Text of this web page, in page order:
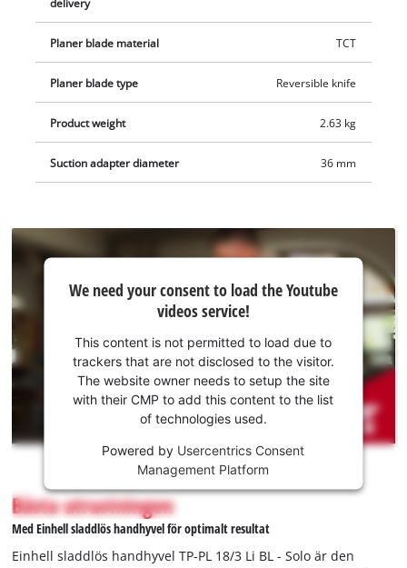
delivery
Planer blade material TCT
Planer blade type Reversible knife
Product weight 2.63 kg
Suction adapter diameter 36 mm
need
your
consent
to load
This
is
not
permitted
to
We need your consent to load the Youtube
videos service!
This content is not permitted to load due to
trackers that are not disclosed to the visitor.
The website owner needs to setup the site
with their CMP to add this content to the list
of technologies used.
Powered by Usercentrics Consent
Management Platform
Bästa utrustningen
Med Einhell sladdlös handhyvel för optimalt resultat
Einhell sladdlös handhyvel TP-PL 18/3 Li BL - Solo är den